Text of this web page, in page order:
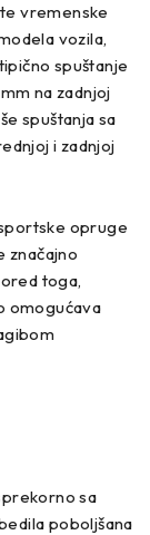
vremenske
vozila,
spuštanje
na zadnjoj
spuštanja sa
i zadnjoj
opruge
značajno
toga,
omogućava
sa
poboljšana